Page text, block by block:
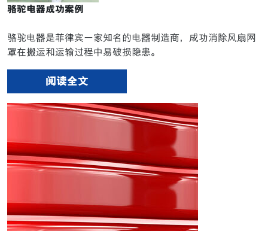
骆驼电器成功案例
骆驼电器是菲律宾一家知名的电器制造商，成功消除风扇网
罩在搬运和运输过程中易破损隐患。
阅读全文